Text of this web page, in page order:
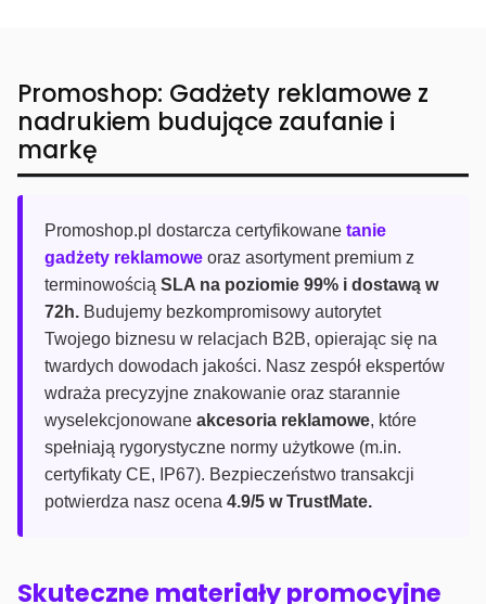
Promoshop: Gadżety reklamowe z
nadrukiem budujące zaufanie i
markę
Promoshop.pl dostarcza certyfikowane tanie
gadżety reklamowe oraz asortyment premium z
terminowością SLA na poziomie 99% i dostawą w
72h. Budujemy bezkompromisowy autorytet
Twojego biznesu w relacjach B2B, opierając się na
twardych dowodach jakości. Nasz zespół ekspertów
wdraża precyzyjne znakowanie oraz starannie
wyselekcjonowane akcesoria reklamowe, które
spełniają rygorystyczne normy użytkowe (m.in.
certyfikaty CE, IP67). Bezpieczeństwo transakcji
potwierdza nasz ocena 4.9/5 w TrustMate.
Skuteczne materiały promocyjne